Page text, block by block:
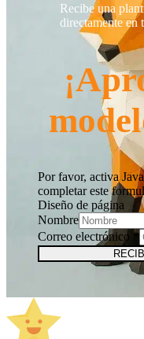
Recibe una
directamente en
Por favor, activa
completar este
Diseño de página
Nombre
Correo electrónico *